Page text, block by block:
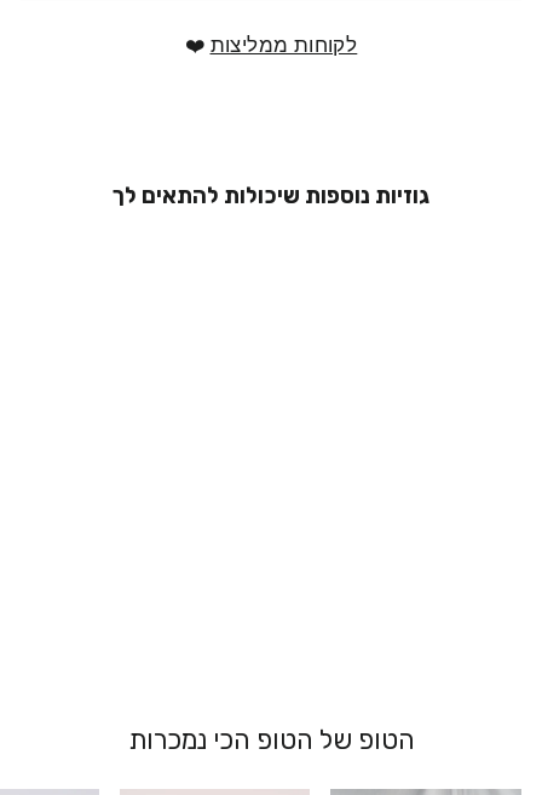
לקוחות ממליצות ❤️
גוזיות נוספות שיכולות להתאים לך
הטופ של הטופ הכי נמכרות